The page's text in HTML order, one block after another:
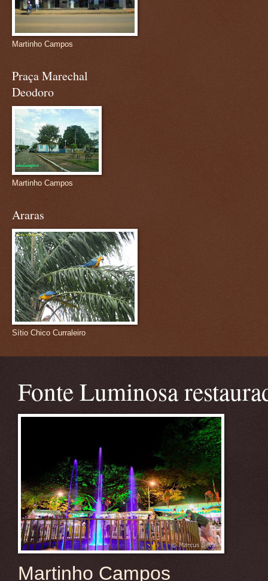
Martinho Campos
Praça Marechal
Deodoro
Martinho Campos
Araras
Sítio Chico Curraleiro
Fonte Luminosa
Martinho Campos